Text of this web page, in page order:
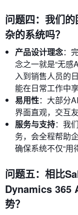
问题四：我们
杂的系统吗？
产品设计理念：
念之一就是“无感
入到销售人员的
能在日常工作中
易用性：大部分
界面直观，交互
服务与支持：我
务，会全程帮助
确保系统不仅“用
问题五：相比
Dynamics 365
势？